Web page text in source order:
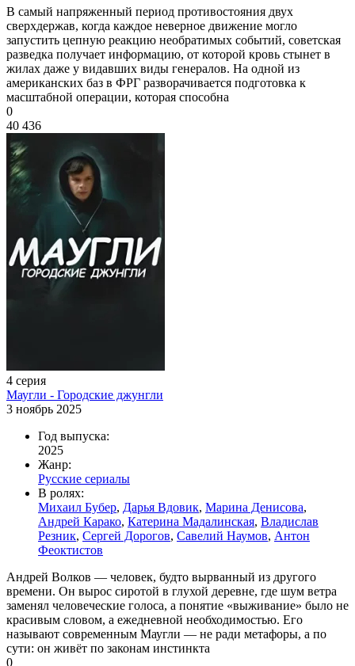
В самый напряженный период противостояния двух
сверхдержав, когда каждое неверное движение могло
запустить цепную реакцию необратимых событий, советская
разведка получает информацию, от которой кровь стынет в
жилах даже у видавших виды генералов. На одной из
американских баз в ФРГ разворачивается подготовка к
масштабной операции, которая способна
0
40 436
4 серия
Маугли - Городские джунгли
3 ноябрь 2025
Год выпуска:
2025
Жанр:
Русские сериалы
В ролях:
Михаил Бубер, Дарья Вдовик, Марина Денисова,
Андрей Карако, Катерина Мадалинская, Владислав
Резник, Сергей Дорогов, Савелий Наумов, Антон
Феоктистов
Андрей Волков — человек, будто вырванный из другого
времени. Он вырос сиротой в глухой деревне, где шум ветра
заменял человеческие голоса, а понятие «выживание» было не
красивым словом, а ежедневной необходимостью. Его
называют современным Маугли — не ради метафоры, а по
сути: он живёт по законам инстинкта
0